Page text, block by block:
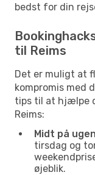
bedst for din
til Reims
Det er muligt at
kompromis med
tips til at hjælpe
Reims:
Midt på
tirsdag og
øjeblik.